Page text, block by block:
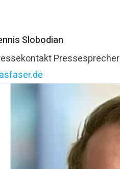
Slobodian
Pressesprecher